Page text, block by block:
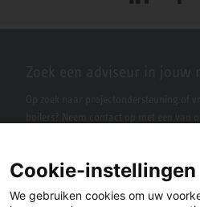
Cookie-instellingen
We gebruiken cookies om uw